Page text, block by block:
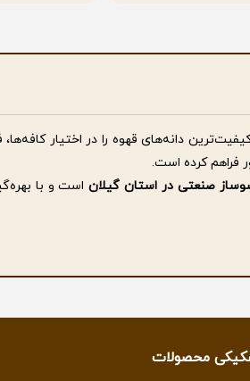
دانه‌های قهوه را در اختیار
فراهم کرده است.
صنعتی در استان گیلاناست و با
فروش در نگاه ما آغاز یک تعهد به
محصولات